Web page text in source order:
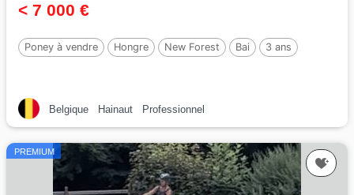
< 7 000 €
Poney à vendre Hongre New Forest Bai 3 ans
Belgique Hainaut Professionnel
PREMIUM